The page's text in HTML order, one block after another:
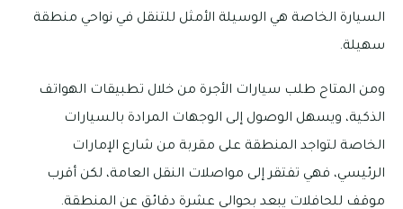
السيارة الخاصة هي الوسيلة الأمثل للتنقل في نواحي منطقة
سهيلة.
ومن المتاح طلب سيارات الأجرة من خلال تطبيقات الهواتف
الذكية، ويسهل الوصول إلى الوجهات المرادة بالسيارات
الخاصة لتواجد المنطقة على مقربة من شارع الإمارات
الرئيسي، فهي تفتقر إلى مواصلات النقل العامة، لكن أقرب
موقف للحافلات يبعد بحوالي عشرة دقائق عن المنطقة.